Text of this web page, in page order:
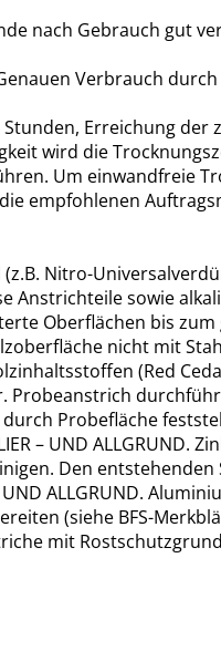
nach Gebrauch gut
Verbrauch
Erreichung der
wird die
Um einwandfreie
empfohlenen
Nitro-
Anstrichteile sowie
Oberflächen bis
nicht mit
(Red
Probeanstrich
Probefläche
– UND ALLGRUND.
Den
ALLGRUND.
(siehe BFS-
mit